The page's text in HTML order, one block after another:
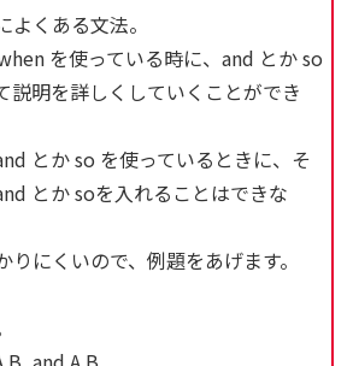
よくある文法。
を使っている時に、and とか so
説明を詳しくしていくことができ
とか so を使っているときに、そ
とか soを入れることはできな
りにくいので、例題をあげます。